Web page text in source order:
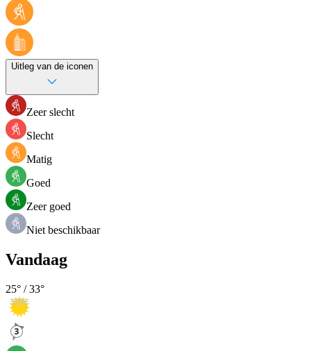
Uitleg van de iconen
Zeer slecht
Slecht
Matig
Goed
Zeer goed
Niet beschikbaar
Vandaag
25° /33°